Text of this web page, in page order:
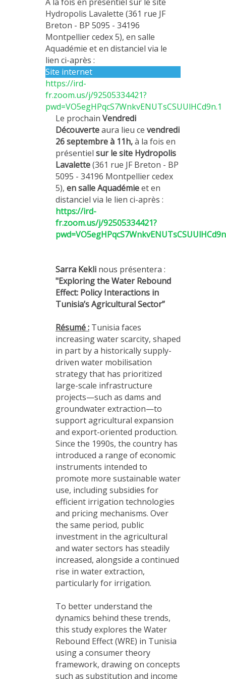
MÉTHODES ET OUTILS
LOGICIELS
PUBLICATIONS SUR HAL
THÈSES
WORKING PAPERS
NOTES THÉMATIQUES
NOS TRAVAUX EN VIDÉO
Hydropolis Lavalette (361 rue JF
Breton - BP 5095 - 34196
Montpellier cedex 5), en salle
Aquadémie et en distanciel via le
lien ci-après :
Site internet
https://ird-
fr.zoom.us/j/92505334421?
pwd=VO5egHPqcS7WnkvENUTsCSUUlHCd9n.1
Le prochain Vendredi
Découverteaura lieu ce vendredi
26 septembre à 11h,à la fois en
présentiel sur le site Hydropolis
Lavalette(361 rue JF Breton - BP
5095 - 34196 Montpellier cedex
5), en salle Aquadémieet en
distanciel via le lien ci-après :
https://ird-
fr.zoom.us/j/92505334421?
Sarra Kekli nous présentera :
"Exploring the Water Rebound
Effect: Policy Interactions in
Tunisia’s Agricultural Sector”
Résumé : Tunisia faces
increasing water scarcity, shaped
in part by a historically supply-
driven water mobilisation
strategy that has prioritized
large-scale infrastructure
projects—such as dams and
groundwater extraction—to
support agricultural expansion
and export-oriented production.
Since the 1990s, the country has
introduced a range of economic
instruments intended to
promote more sustainable water
use, including subsidies for
efficient irrigation technologies
and pricing mechanisms. Over
the same period, public
investment in the agricultural
and water sectors has steadily
increased, alongside a continued
rise in water extraction,
particularly for irrigation.
To better understand the
dynamics behind these trends,
this study explores the Water
Rebound Effect (WRE) in Tunisia
using a consumer theory
framework, drawing on concepts
such as substitution and income